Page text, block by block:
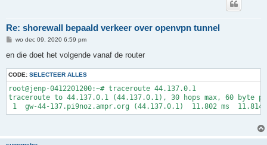
Re: shorewall bepaald verkeer over openvpn tunnel
B
r
c
h
t
wo dec 09, 2020 6:59 pm
en die doet het volgende vanaf de router
CODE: SELECTEER ALLES
root@jenp-0412201200:~# traceroute 44.137.0.1
traceroute to 44.137.0.1 (44.137.0.1), 30 hops max, 60 byte